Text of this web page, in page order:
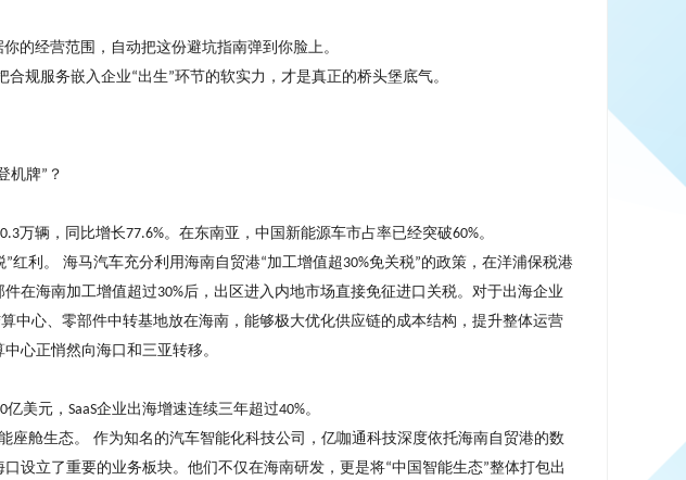
的经营范围，自动把这份避坑指南弹到你脸上。
合规服务嵌入企业“出生”环节的软实力，才是真正的桥头堡底气。
机牌” ？
万辆，同比增长77.6%。在东南亚，中国新能源车市占率已经突破60%。
”红利。 海马汽车充分利用海南自贸港“加工增值超 30%免关税”的政策，在洋浦保税港
在海南加工增值超过30%后，出区进入内地市场直接免征进口关税。对于出海企业
中心、零部件中转基地放在海南，能够极大优化供应链的成本结构，提升整体运营
心正悄然向海口和三亚转移。
亿美元， SaaS企业出海增速连续三年超过40%。
座舱生态。 作为知名的汽车智能化科技公司，亿咖通科技深度依托海南自贸港的数
设立了重要的业务板块。他们不仅在海南研发，更是将“中国智能生态”整体打包出